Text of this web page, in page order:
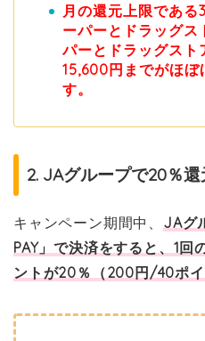
月の還元上限であ
ーパーとドラッグス
パーとドラッグスト
15,600円までがほぼ
す。
2. JAグループで20％
キャンペーン期間中、 JAグ
PAY」で決済をすると、1
ントが20％（200円/40ポイ